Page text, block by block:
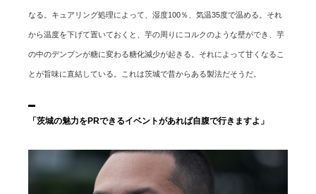
なる。キュアリング処理によって、湿度100％、気温35度で温める。それ
から温度を下げて置いておくと、芋の周りにコルクのような壁ができ、芋
の中のデンプンが糖に変わる糖化減少が起きる。それによって甘くなるこ
とが旨味に直結している。これは茨城で昔からある製法だそうだ。
「茨城の魅力をPRできるイベントがあれば自腹で行きますよ」